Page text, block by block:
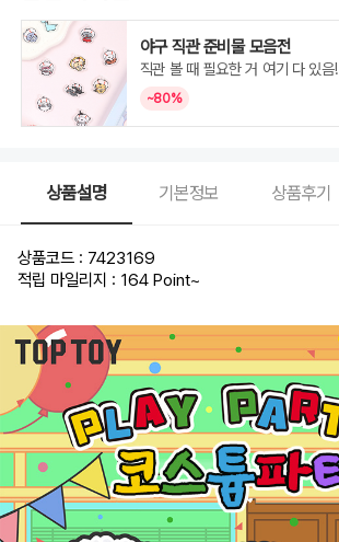
야구 직관 준비물 모음전
직관 볼 때 필요한 거 여기 다 있음!
~80%
상품설명 기본정보 상품후기
상품코드 : 7423169
적립 마일리지 : 164 Point~